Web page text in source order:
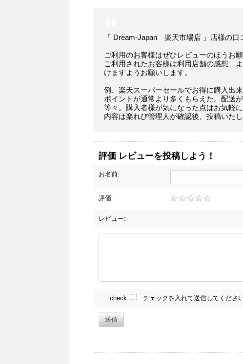
「 Dream-Japan 楽天市場店 」店様の口
ご利用のお客様はぜひレビューのほうお願
ご利用されたお客様は利用店舗の感想、
けますようお願いします。
例、楽天スーパーセールでお得に購入出
ポイントが通常より多くもらえた。配送
等々。購入者様が気になった点はお気軽
内容は楽れび管理人が確認後、投稿いたし
評価 レビューを投稿しよう！
お名前:
評価:
レビュー:
check: チェックを入れて送信してください
送信